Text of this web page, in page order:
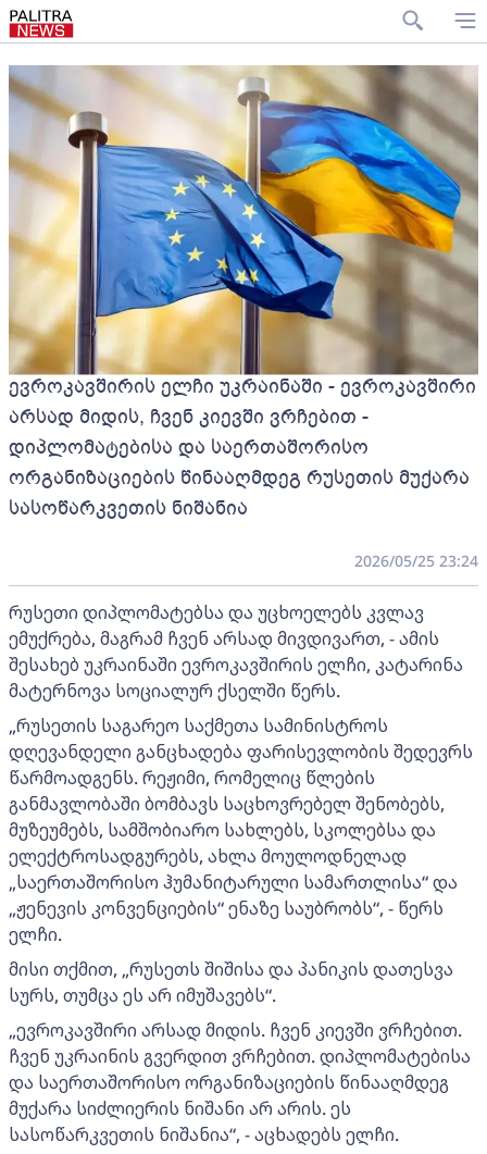
ევროკავშირის ელჩი უკრაინაში - ევროკავშირი
არსად მიდის, ჩვენ კიევში ვრჩებით -
დიპლომატებისა და საერთაშორისო
ორგანიზაციების წინააღმდეგ რუსეთის მუქარა
სასოწარკვეთის ნიშანია
2026/05/25 23:24
რუსეთი დიპლომატებსა და უცხოელებს კვლავ
ემუქრება, მაგრამ ჩვენ არსად მივდივართ, - ამის
შესახებ უკრაინაში ევროკავშირის ელჩი, კატარინა
მატერნოვა სოციალურ ქსელში წერს.
„რუსეთის საგარეო საქმეთა სამინისტროს
დღევანდელი განცხადება ფარისევლობის შედევრს
წარმოადგენს. რეჟიმი, რომელიც წლების
განმავლობაში ბომბავს საცხოვრებელ შენობებს,
მუზეუმებს, სამშობიარო სახლებს, სკოლებსა და
ელექტროსადგურებს, ახლა მოულოდნელად
„საერთაშორისო ჰუმანიტარული სამართლისა“ და
„ჟენევის კონვენციების“ ენაზე საუბრობს“, - წერს
ელჩი.
მისი თქმით, „რუსეთს შიშისა და პანიკის დათესვა
სურს, თუმცა ეს არ იმუშავებს“.
„ევროკავშირი არსად მიდის. ჩვენ კიევში ვრჩებით.
ჩვენ უკრაინის გვერდით ვრჩებით. დიპლომატებისა
და საერთაშორისო ორგანიზაციების წინააღმდეგ
მუქარა სიძლიერის ნიშანი არ არის. ეს
სასოწარკვეთის ნიშანია“, - აცხადებს ელჩი.